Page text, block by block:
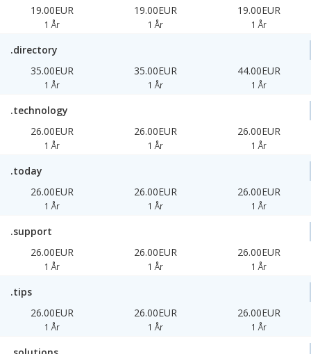
19.00EUR
1 År
19.00EUR
1 År
19.00EUR
1 År
.directory
35.00EUR
1 År
35.00EUR
1 År
44.00EUR
1 År
.technology
26.00EUR
1 År
26.00EUR
1 År
26.00EUR
1 År
.today
26.00EUR
1 År
26.00EUR
1 År
26.00EUR
1 År
.support
26.00EUR
1 År
26.00EUR
1 År
26.00EUR
1 År
.tips
26.00EUR
1 År
26.00EUR
1 År
26.00EUR
1 År